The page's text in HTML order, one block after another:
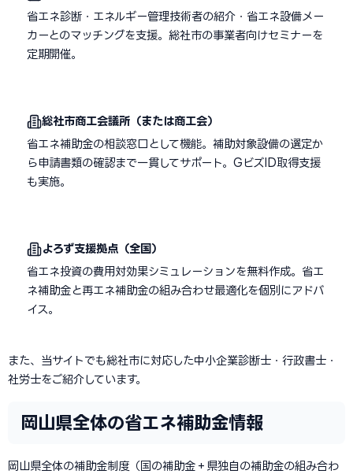
省エネ診断・エネルギー管理技術者の紹介・省エネ設備メー
カーとのマッチングを支援。総社市の事業者向けセミナーを
定期開催。
総社市商工会議所（または商工会）
省エネ補助金の相談窓口として機能。補助対象設備の選定か
ら申請書類の確認まで一貫してサポート。GビズID取得支援
も実施。
よろず支援拠点（全国）
省エネ投資の費用対効果シミュレーションを無料作成。省エ
ネ補助金と再エネ補助金の組み合わせ最適化を個別にアドバ
イス。
また、当サイトでも総社市に対応した中小企業診断士・行政書士・
社労士をご紹介しています。
岡山県全体の省エネ補助金情報
岡山県全体の補助金制度（国の補助金＋県独自の補助金の組み合わ